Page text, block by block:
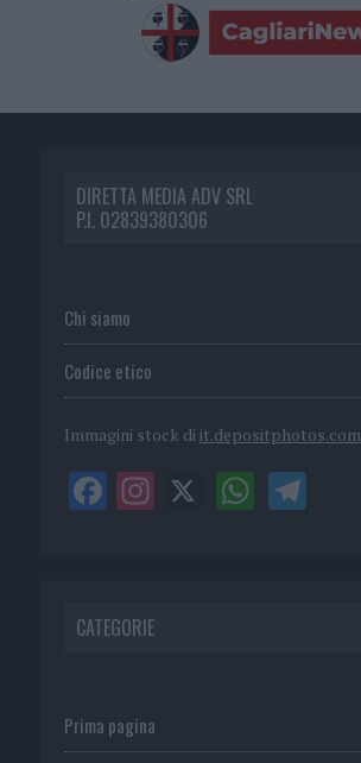
DIRETTA MEDIA ADV SRL
P.I. 02839380306
Chi siamo
Codice etico
Immagini stock di it.depositphotos.com
CATEGORIE
Prima pagina